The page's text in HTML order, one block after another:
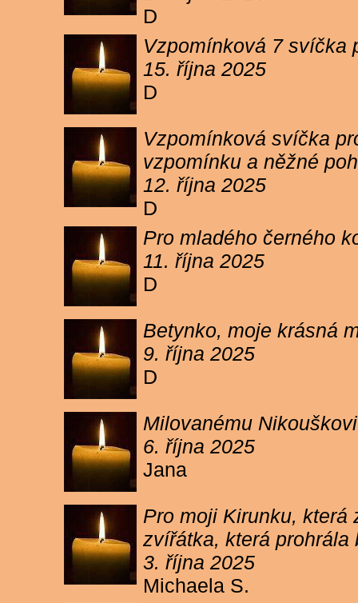
D
Vzpomínková 7 svíčka
15. října 2025
D
Vzpomínková svíčka
vzpomínku a něžné
12. října 2025
D
Pro mladého černého
11. října 2025
D
Betynko, moje krásná
9. října 2025
D
Milovanému
6. října 2025
Jana
Pro moji Kirunku, která
zvířátka, která prohrála
3. října 2025
Michaela S.